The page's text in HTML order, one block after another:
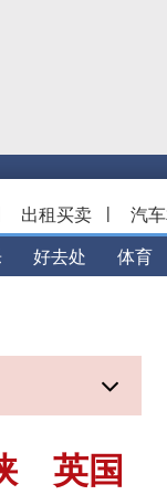
出租买卖 | 汽
好去处 体育
英国